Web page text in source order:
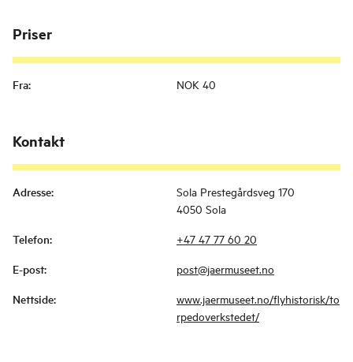
Priser
Fra: NOK 40
Kontakt
Adresse:
Sola Prestegårdsveg 170
4050 Sola
Telefon: +47 47 77 60 20
E-post: post@jaermuseet.no
Nettside:
www.jaermuseet.no/flyhistorisk/to
rpedoverkstedet/